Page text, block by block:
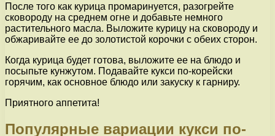
После того как курица промаринуется, разогрейте
сковороду на среднем огне и добавьте немного
растительного масла. Выложите курицу на сковороду и
обжаривайте ее до золотистой корочки с обеих сторон.
Когда курица будет готова, выложите ее на блюдо и
посыпьте кунжутом. Подавайте кукси по-корейски
горячим, как основное блюдо или закуску к гарниру.
Приятного аппетита!
Популярные вариации кукси по-